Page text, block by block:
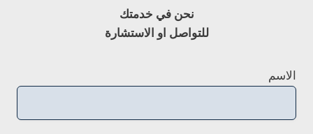
نحن في خدمتك
للتواصل او الاستشارة
الاسم